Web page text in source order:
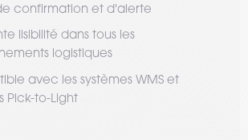
confirmation et d'alerte
lisibilité dans tous les
logistiques
avec les systèmes WMS et
Pick-to-Light